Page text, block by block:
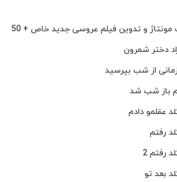
مونتاژ و تدوین فیلم عروسی جدید خاص + 50
دختر شمرون
از شب بپرسید
باز شب شد
عقلمو دادم
رفتم
رفتم 2
بعد تو